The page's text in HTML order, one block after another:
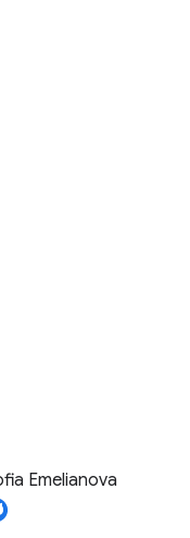
Emelianova